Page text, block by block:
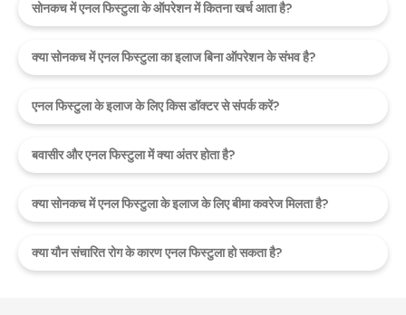
सोनकच में एनल फिस्टुला के ऑपरेशन में कितना खर्च आता है?
क्या सोनकच में एनल फिस्टुला का इलाज बिना ऑपरेशन के संभव है?
एनल फिस्टुला के इलाज के लिए किस डॉक्टर से संपर्क करें?
बवासीर और एनल फिस्टुला में क्या अंतर होता है?
क्या सोनकच में एनल फिस्टुला के इलाज के लिए बीमा कवरेज मिलता है?
क्या यौन संचारित रोग के कारण एनल फिस्टुला हो सकता है?